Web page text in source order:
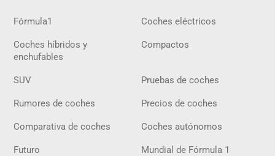
Fórmula1 Coches eléctricos
Coches híbridos y
enchufables
Compactos
SUV Pruebas de coches
Rumores de coches Precios de coches
Comparativa de coches Coches autónomos
Futuro Mundial de Fórmula 1